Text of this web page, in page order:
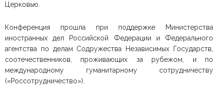
Церковью.
Конференция прошла при поддержке Министерства
иностранных дел Российской Федерации и Федерального
агентства по делам Содружества Независимых Государств,
соотечественников, проживающих за рубежом, и по
международному гуманитарному сотрудничеству
(«Россотрудничество»).